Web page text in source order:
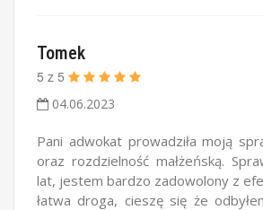
Tomek
5 z 5
04.06.2023
Pani adwokat prowadziła moją
oraz rozdzielność małżeńską.
lat, jestem bardzo zadowolony z
łatwa droga, cieszę się że